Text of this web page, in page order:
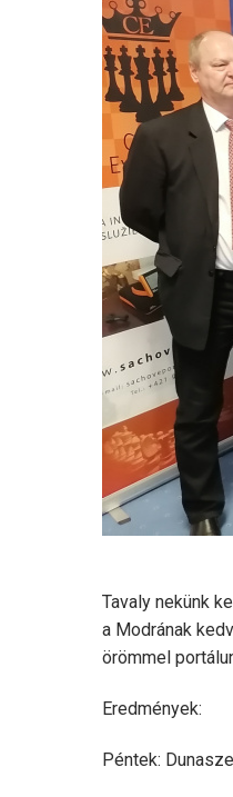
Tavaly nekünk
a Modrának
örömmel
Eredmények:
Péntek: